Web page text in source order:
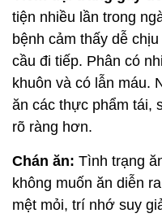
tiện nhiều lần trong
bệnh cảm thấy dễ
cầu đi tiếp. Phân có
khuôn và có lẫn máu.
ăn các thực phẩm tái,
rõ ràng hơn.
Chán ăn: Tình trạng
không muốn ăn diễn
mệt mỏi, trí nhớ suy